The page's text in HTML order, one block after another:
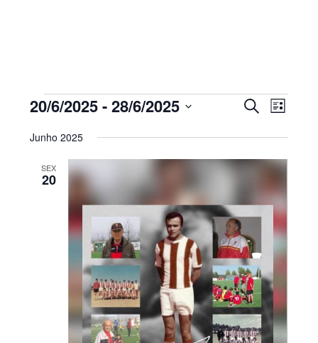
Eventos
de
pesquisa
e
de
Eventos
PESQUISAR
de
LISTA
20/6/2025 - 28/6/2025
data.
Junho 2025
SEX
20